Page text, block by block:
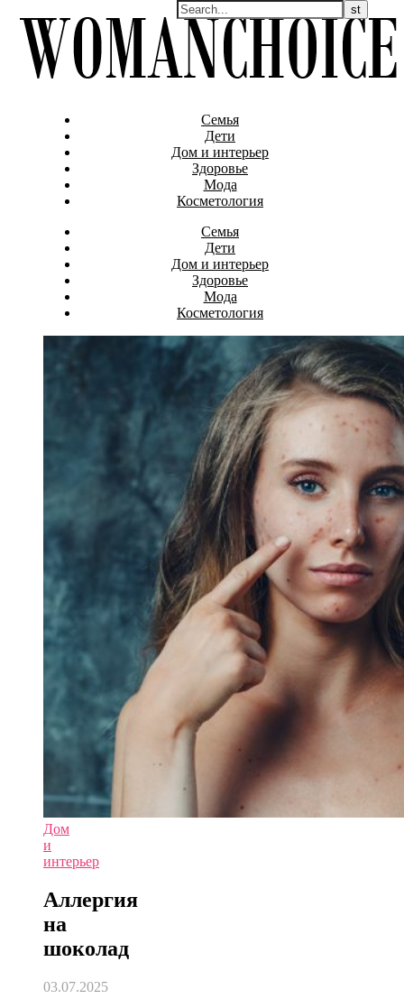
Семья
Дети
Дом и интерьер
Здоровье
Мода
Косметология
Семья
Дети
Дом и интерьер
Здоровье
Мода
Косметология
Дом
и
интерьер
Аллергия
на
шоколад
03.07.2025